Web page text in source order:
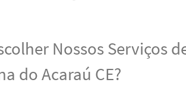
Nossos Serviços
do Acaraú CE?